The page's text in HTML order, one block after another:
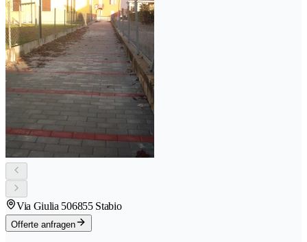
Via Giulia 506855 Stabio
Offerte anfragen